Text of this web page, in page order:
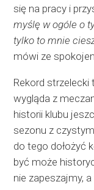
się na pracy i
myślę w ogóle o
tylko to mnie
mówi ze
Rekord
wygląda z
historii klubu
sezonu z
do tego dołożyć
być może
nie zapeszajmy,